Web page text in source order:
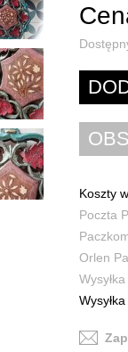
Koszty
Poczta
Orlen